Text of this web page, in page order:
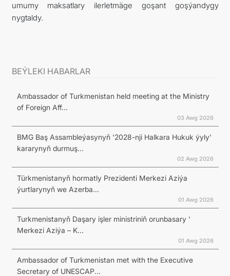
umumy maksatlary ilerletmäge goşant goşýandygy
nygtaldy.
BEÝLEKI HABARLAR
Ambassador of Turkmenistan held meeting at the Ministry
of Foreign Aff...
03 Awg 2026
BMG Baş Assambleýasynyň '2028-nji Halkara Hukuk ýyly'
kararynyň durmuş...
02 Awg 2026
Türkmenistanyň hormatly Prezidenti Merkezi Aziýa
ýurtlarynyň we Azerba...
01 Awg 2026
Turkmenistanyň Daşary işler ministriniň orunbasary '
Merkezi Aziýa – K...
01 Awg 2026
Ambassador of Turkmenistan met with the Executive
Secretary of UNESCAP...